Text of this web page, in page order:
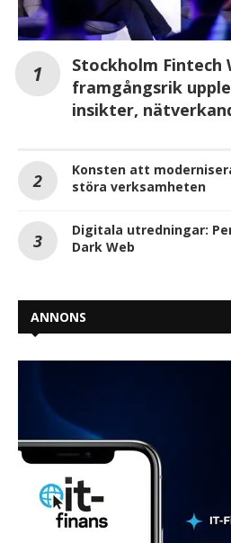
Stockholm Fintech
framgångsrik
insikter,
Konsten att
störa verksamheten
Digitala utredningar:
Dark Web
ANNONS